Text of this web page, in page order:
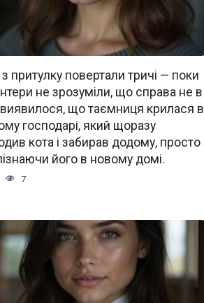
притулку повертали тричі — поки
не зрозуміли, що справа не в
виявилося, що таємниця крилася в
господарі, який щоразу
кота і забирав додому, просто
його в новому домі.
7